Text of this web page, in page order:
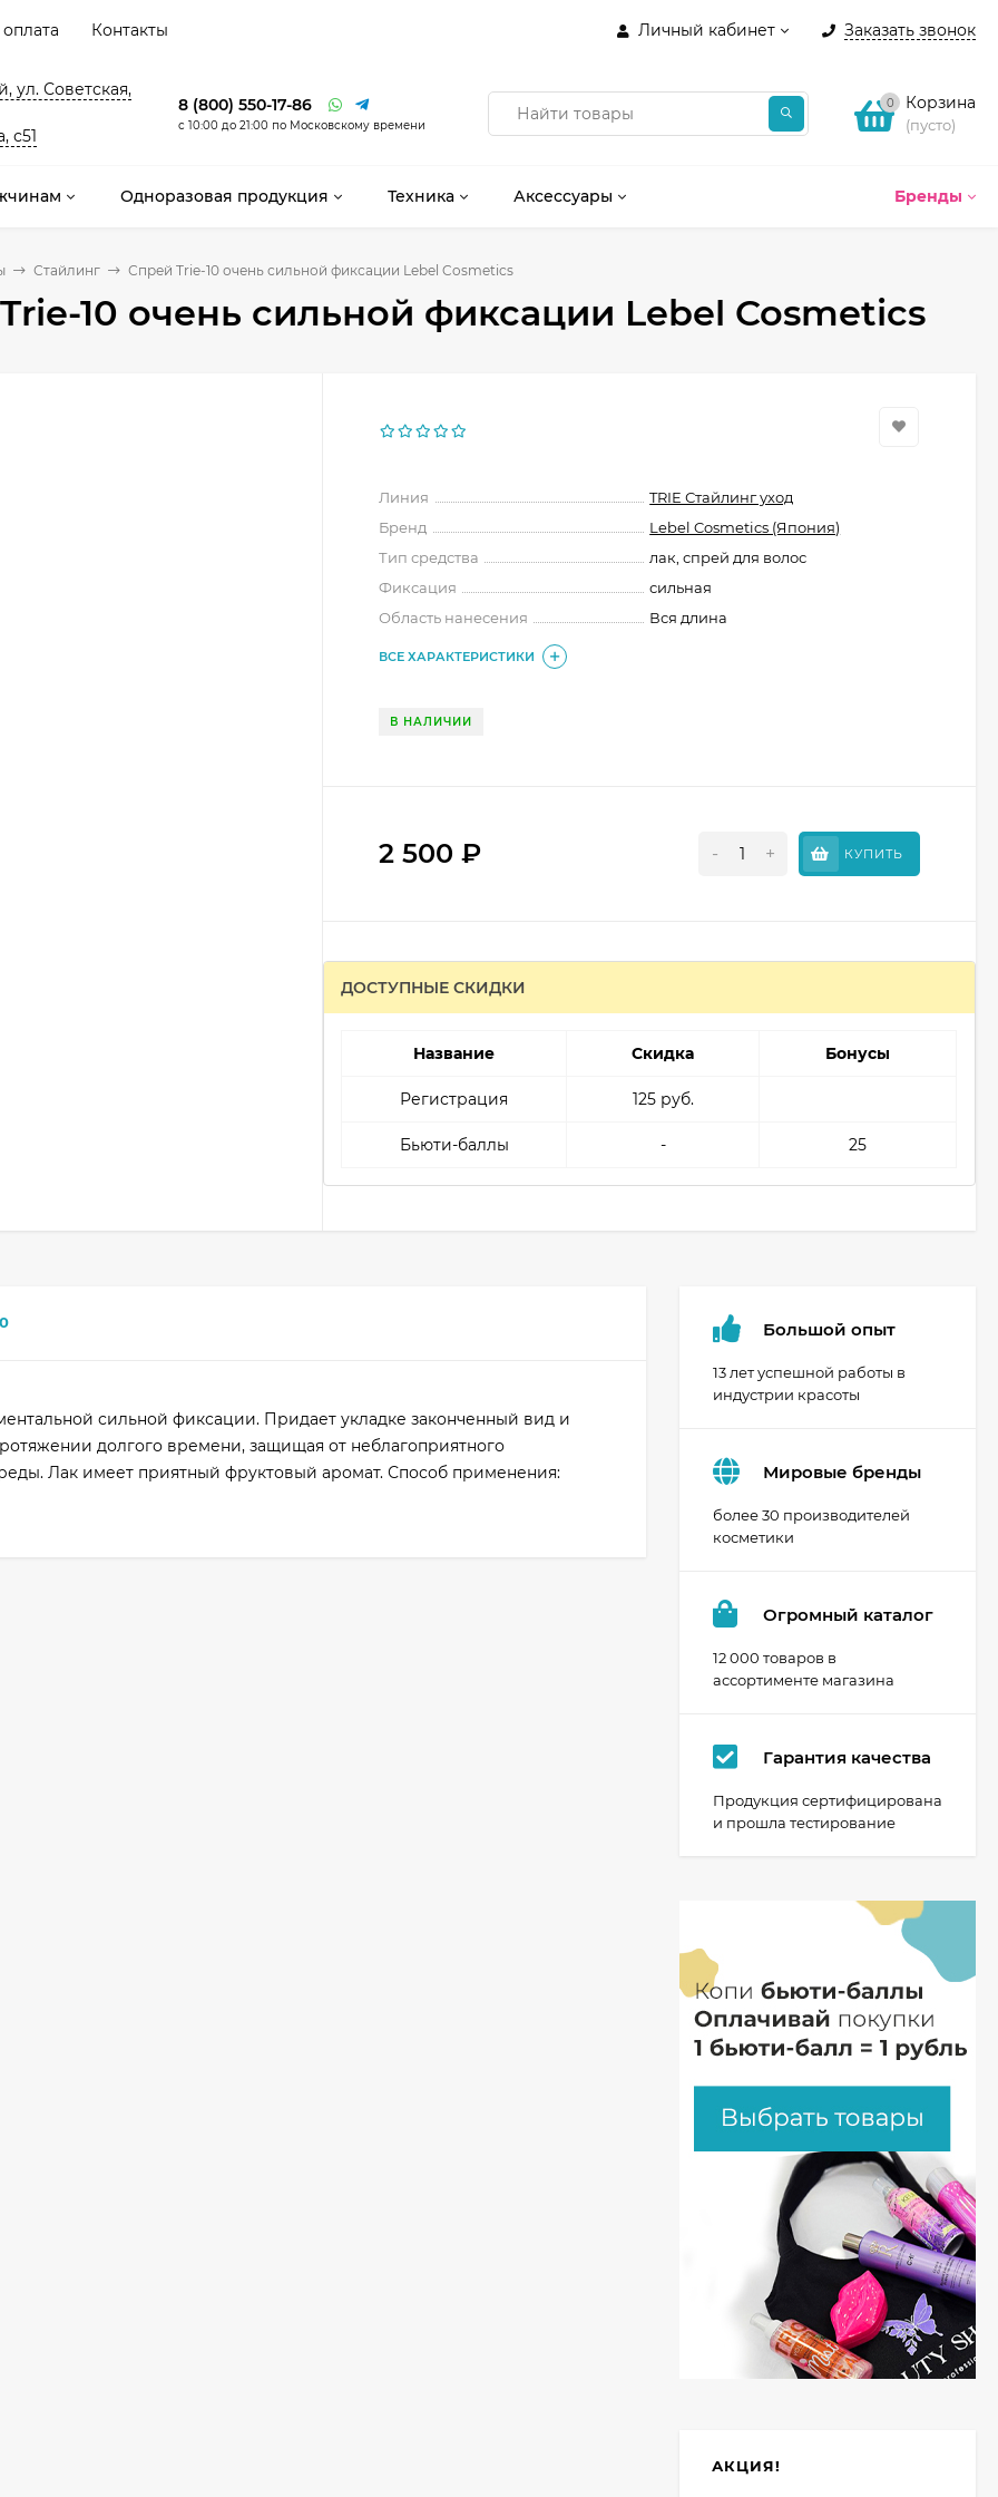
Личный кабинет Заказать звонок
Контакты
ул. Советская,
с51
8 (800) 550-17-86
с 10:00 до 21:00 по Московскому времени
0 Корзина
(пусто)
Бренды
Одноразовая продукция Техника Аксессуары
Стайлинг Спрей Trie-10 очень сильной фиксации Lebel Cosmetics
10 очень сильной фиксации Lebel Cosmetics
Линия
TRIE Стайлинг уход
Бренд
Lebel Cosmetics (Япония)
Тип средства
лак, спрей для волос
Фиксация
сильная
Область нанесения
Вся длина
ВСЕ ХАРАКТЕРИСТИКИ
В НАЛИЧИИ
2 500₽ - + КУПИТЬ
ДОСТУПНЫЕ СКИДКИ
Название Скидка Бонусы
Регистрация 125 руб.
Бьюти-баллы - 25
0
сильной фиксации. Придает укладке законченный вид и
долгого времени, защищая от неблагоприятного
Лак имеет приятный фруктовый аромат. Способ применения:
Большой опыт
13 лет успешной работы в
индустрии красоты
Мировые бренды
более 30 производителей
косметики
Огромный каталог
12 000 товаров в
ассортименте магазина
Гарантия качества
Продукция сертифицирована
и прошла тестирование
АКЦИЯ!